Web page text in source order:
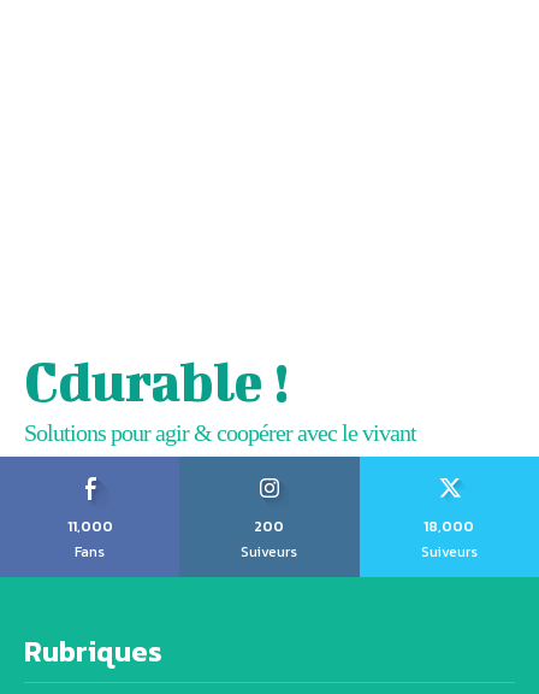
Cdurable !
Solutions pour agir & coopérer avec le vivant
11,000
Fans
200
Suiveurs
18,000
Suiveurs
Rubriques